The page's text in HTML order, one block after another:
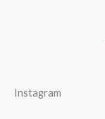
Instagram